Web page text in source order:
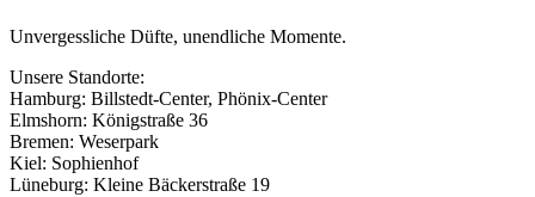
Unvergessliche Düfte, unendliche Momente.
Unsere Standorte:
Hamburg: Billstedt-Center, Phönix-Center
Elmshorn: Königstraße 36
Bremen: Weserpark
Kiel: Sophienhof
Lüneburg: Kleine Bäckerstraße 19